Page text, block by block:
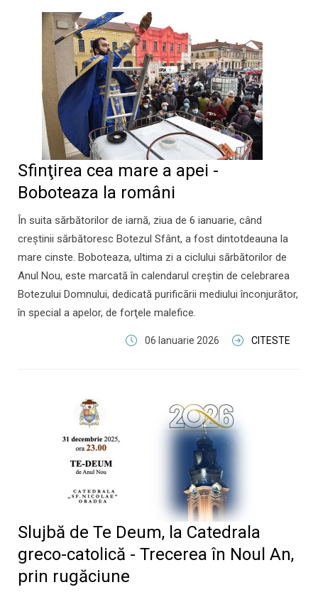
Sfinţirea cea mare a apei -
Boboteaza la români
​În suita sărbătorilor de iarnă, ziua de 6 ianuarie, când
creştinii sărbătoresc Botezul Sfânt, a fost dintotdeauna la
mare cinste. Boboteaza, ultima zi a ciclului sărbătorilor de
Anul Nou, este marcată în calendarul creştin de celebrarea
Botezului Domnului, dedicată purificării mediului înconjurător,
în special a apelor, de forţele malefice.
06 Ianuarie 2026 CITESTE
Slujbă de Te Deum, la Catedrala
greco-catolică - Trecerea în Noul An,
prin rugăciune